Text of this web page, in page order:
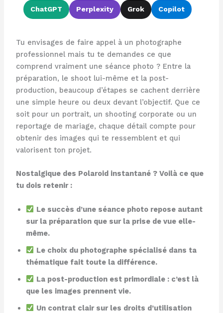
ChatGPT Perplexity Grok Copilot
Tu envisages de faire appel à un photographe
professionnel mais tu te demandes ce que
comprend vraiment une séance photo ? Entre la
préparation, le shoot lui-même et la post-
production, beaucoup d’étapes se cachent derrière
une simple heure ou deux devant l’objectif. Que ce
soit pour un portrait, un shooting corporate ou un
reportage de mariage, chaque détail compte pour
obtenir des images qui te ressemblent et qui
valorisent ton projet.
Nostalgique des Polaroid instantané ? Voilà ce que
tu dois retenir :
Le succès d’une séance photo repose autant
sur la préparation que sur la prise de vue elle-
même.
Le choix du photographe spécialisé dans ta
thématique fait toute la différence.
La post-production est primordiale : c’est là
que les images prennent vie.
Un contrat clair sur les droits d’utilisation